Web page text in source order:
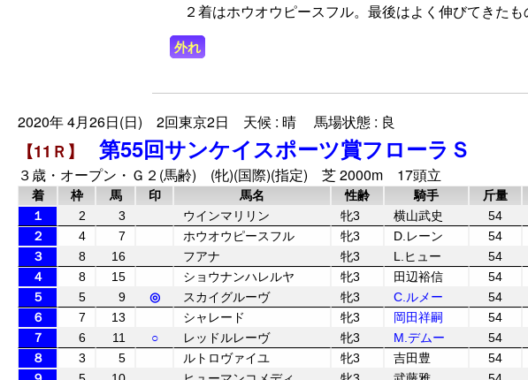
２着はホウオウピースフル。最後はよく伸びてきたも
外れ
2020年 4月26日(日) 2回東京2日 天候 : 晴 馬場状態 : 良
【11Ｒ】 第55回サンケイスポーツ賞フローラＳ
３歳・オープン・Ｇ２(馬齢) (牝)(国際)(指定) 芝 2000m 17頭立
着 枠 馬 印 馬名 性齢 騎手 斤量
１
2 3 ウインマリリン 牝3 横山武史 54
２
4 7 ホウオウピースフル 牝3 D.レーン 54
３
8 16 フアナ 牝3 L.ヒュー 54
４
8 15 ショウナンハレルヤ 牝3 田辺裕信 54
５
5 9 ◎ スカイグルーヴ 牝3 C.ルメー 54
６
7 13 シャレード 牝3 岡田祥嗣 54
７
6 11 ○ レッドルレーヴ 牝3 M.デムー 54
８
3 5 ルトロヴァイユ 牝3 吉田豊 54